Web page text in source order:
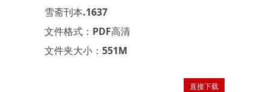
雪斋刊本.1637
文件格式：PDF高清
文件夹大小：551M
直接下载